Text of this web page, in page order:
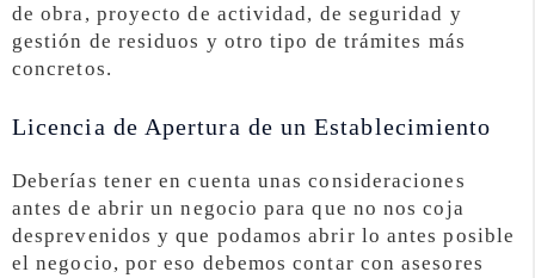
de obra, proyecto de actividad, de seguridad y
gestión de residuos y otro tipo de trámites más
concretos.
Licencia de Apertura de un Establecimiento
Deberías tener en cuenta unas consideraciones
antes de abrir un negocio para que no nos coja
desprevenidos y que podamos abrir lo antes posible
el negocio, por eso debemos contar con asesores